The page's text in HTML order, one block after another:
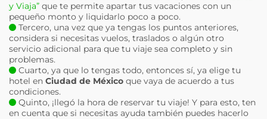
y Viaja” que te permite apartar tus vacaciones con un
pequeño monto y liquidarlo poco a poco.
Tercero, una vez que ya tengas los puntos anteriores,
considera si necesitas vuelos, traslados o algún otro
servicio adicional para que tu viaje sea completo y sin
problemas.
Cuarto, ya que lo tengas todo, entonces sí, ya elige tu
hotel en Ciudad de México que vaya de acuerdo a tus
condiciones.
Quinto, ¡llegó la hora de reservar tu viaje! Y para esto, ten
en cuenta que si necesitas ayuda también puedes hacerlo